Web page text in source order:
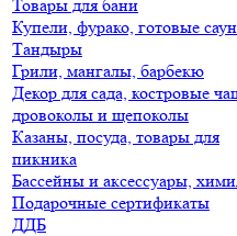
Товары для бани
Купели, фурако, готовые
Тандыры
Грили, мангалы, барбекю
Декор для сада, костровые
дровоколы и щепоколы
Казаны, посуда, товары для
пикника
Бассейны и аксессуары,
Подарочные сертификаты
ДДБ